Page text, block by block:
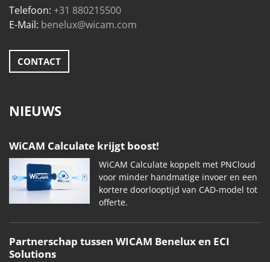
Telefoon: +31 880215500
E-Mail: benelux@wicam.com
CONTACT
NIEUWS
WiCAM Calculate krijgt boost!
WiCAM Calculate koppelt met PNCloud
voor minder handmatige invoer en een
kortere doorlooptijd van CAD-model tot
offerte.
Partnerschap tussen WICAM Benelux en ECI
Solutions